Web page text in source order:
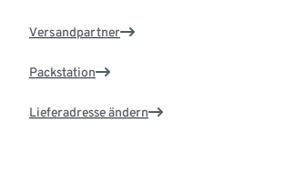
Versandpartner
Packstation
Lieferadresse ändern